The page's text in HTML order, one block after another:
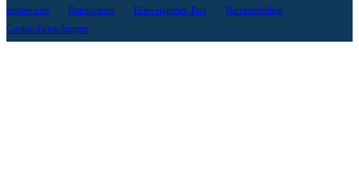
Impressum
Datenschutz Hinweisgeber-Tool
Barrierefreiheit
Cookie-Einstellungen